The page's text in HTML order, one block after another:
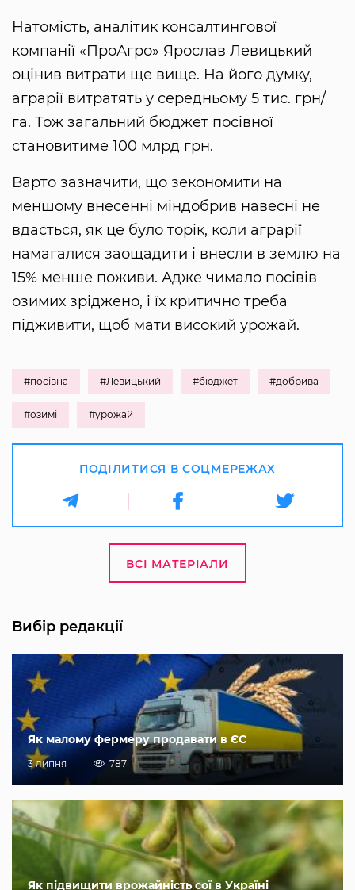
Натомість, аналітик консалтингової
компанії «ПроАгро» Ярослав Левицький
оцінив витрати ще вище. На його думку,
аграрії витратять у середньому 5 тис. грн/
га. Тож загальний бюджет посівної
становитиме 100 млрд грн.
Варто зазначити, що зекономити на
меншому внесенні міндобрив навесні не
вдасться, як це було торік, коли аграрії
намагалися заощадити і внесли в землю на
15% менше поживи. Адже чимало посівів
озимих зріджено, і їх критично треба
підживити, щоб мати високий урожай.
#посівна #Левицький #бюджет #добрива
#озимі #урожай
ПОДІЛИТИСЯ В СОЦМЕРЕЖАХ
ВСІ МАТЕРІАЛИ
Вибір редакції
Як малому фермеру продавати в ЄС
3 липня 787
Як підвищити врожайність сої в Україні